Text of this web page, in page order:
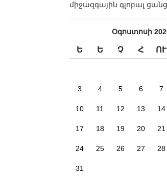
միջազգային գլոբալ
Օգոստոսի
Ե Ե Չ Հ ՈՒ
3 4 5 6 7
10 11 12 13 14
17 18 19 20 21
24 25 26 27 28
31